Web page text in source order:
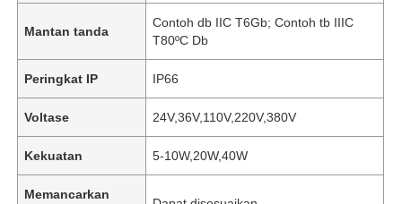
Mantan tanda
Contoh db IIC T6Gb; Contoh tb IIIC
T80ºC Db
Peringkat IP IP66
Voltase 24V,36V,110V,220V,380V
Kekuatan 5-10W,20W,40W
Memancarkan